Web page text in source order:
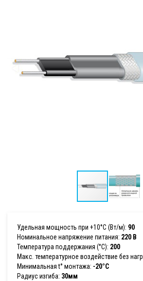
Удельная мощность при +10°С (Вт/м): 90
Номинальное напряжение питания: 220 В
Температура поддержания (°С): 200
Макс. температурное воздействие без
Минимальная t° монтажа: -20°C
Радиус изгиба: 30мм